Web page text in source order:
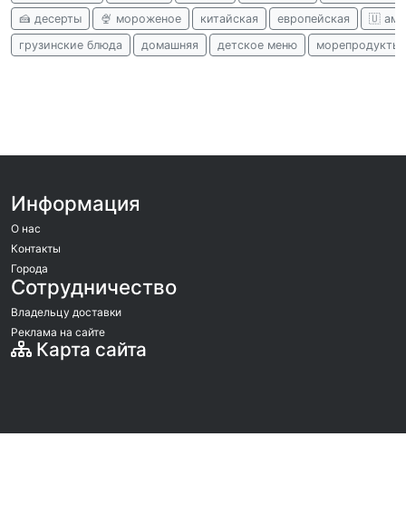
🍰 десерты
🍨 мороженое китайская европейская
🇺
грузинские блюда
домашняя детское меню морепродукты
Информация
О нас
Контакты
Города
Сотрудничество
Владельцу доставки
Реклама на сайте
Карта сайта